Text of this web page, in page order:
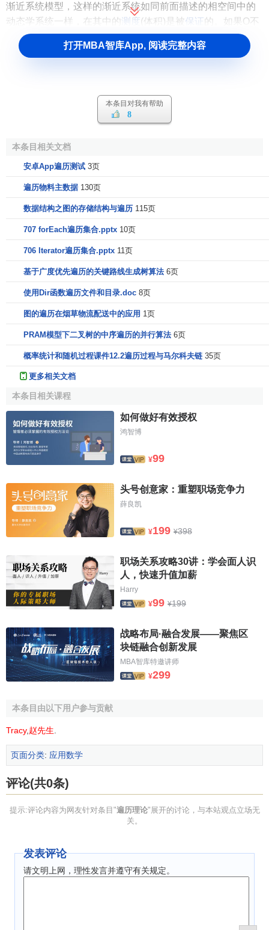
渐近系统模型，这样的渐近系统如同前面描述的相空间中的
动态学系统一样，在其中的测度(体积)是被保证的。如果O不
能被分解成两个不相交的不变可测集A,B(
,
,T A=A , T B=B)所有t那么就称上述这样的系统
在严格的意义上来说，时间平均空间平均问题并不是由
冯·诺伊曼和伯克霍夫解决的，远在开始产生古典的动态系统
的时候就已经涉及到，但对这样的系统是否是遍历系统的问
在遍历理论方面，大部分研究者所关心的是用整数作下
定理推广
继伯克霍夫和冯·诺伊曼的开创性工作之后，许多数学家
对个体及平均遍历定理作了种种推广。它包括：把平均遍历
变换的平均遍历定理推广到关于马尔可夫过程的平均遍历定
理；把关于离散半群φk的个体及平均遍历定理推广到更一般
的单参数半群φt甚至多参数的情形，等等。由许多数学研究
定理，受控遍历定理，局部遍历定理，阿贝尔遍历定理和次
可加遍历定理等等。保测变换的谱理论研究，则是遍历理论
与泛函分析相关联的重要课题。
上面提到的遍历理论的研究工作，都假定事先有了一定
的测度。在数学研究中还可以提这样一类问题：给定拓扑空
间Χ上的连续变换φ，是否存在Χ上的概率测度μ使其成为保测
变换？这样的测度是否唯一？这又引起了关于不变测度的研
换φ，不变测度必定存在。如果这种不变测度μ是唯一的，那
么φ关于该测度就必定是遍历的，这时称变换φ具有唯一遍历
性。
度熵的概念。测度熵反映了变换紊乱的程度，其物理背景正
是热力学中的熵。测度熵的引进是继伯克霍夫和冯·诺伊曼工
作之后保测变换研究中的又一重大进展。测度熵作为不变量
为研究保测变换的同构问题提供了重要的工具。这一工具最
1970年D.奥恩斯坦获得了正面肯定同构的重要成果，他证明
了具有相同测度熵的伯努利移位是同构的。类比于测度熵，
R.L.阿德勒、A.G.康海姆和M.H.麦克安德鲁等人1965年在动
力系统理论的研究中引入了拓扑熵的概念。
打开MBA智库App, 阅读完整内容
本条目对我有帮助
8
本条目相关文档
安卓App遍历测试 3页
遍历物料主数据 130页
数据结构之图的存储结构与遍历 115页
707 forEach遍历集合.pptx 10页
706 Iterator遍历集合.pptx 11页
基于广度优先遍历的关键路线生成树算法 6页
使用Dir函数遍历文件和目录.doc 8页
图的遍历在烟草物流配送中的应用 1页
PRAM模型下二叉树的中序遍历的并行算法 6页
概率统计和随机过程课件12.2遍历过程与马尔科夫链 35页
更多相关文档
本条目相关课程
如何做好有效授权
鸿智博
¥99
头号创意家：重塑职场竞争力
薛良凯
¥199 ¥398
职场关系攻略30讲：学会面人识
人，快速升值加薪
Harry
¥99 ¥199
战略布局·融合发展——聚焦区
块链融合创新发展
MBA智库特邀讲师
¥299
本条目由以下用户参与贡献
Tracy, 赵先生
页面分类: 应用数学
评论(共0条)
提示:评论内容为网友针对条目"遍历理论"展开的讨论，与本站观点立场无
关。
发表评论
请文明上网，理性发言并遵守有关规定。